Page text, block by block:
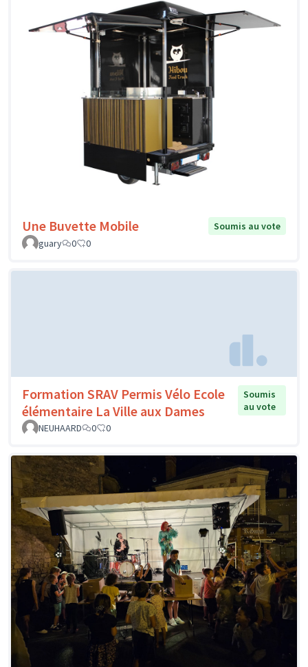
Une Buvette Mobile
Soumis au vote
guary
0 0
Formation SRAV Permis Vélo Ecole
élémentaire La Ville aux Dames
Soumis
au vote
NEUHAARD
0 0